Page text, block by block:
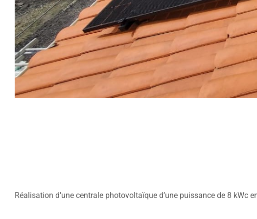
Réalisation d’une centrale photovoltaïque d’une puissance de 8 kWc